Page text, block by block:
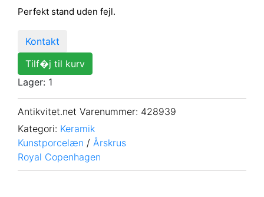
Perfekt stand uden fejl.
Kontakt
Tilf�j til kurv
Lager: 1
Antikvitet.net Varenummer: 428939
Kategori: Keramik
Kunstporcelæn / Årskrus
Royal Copenhagen